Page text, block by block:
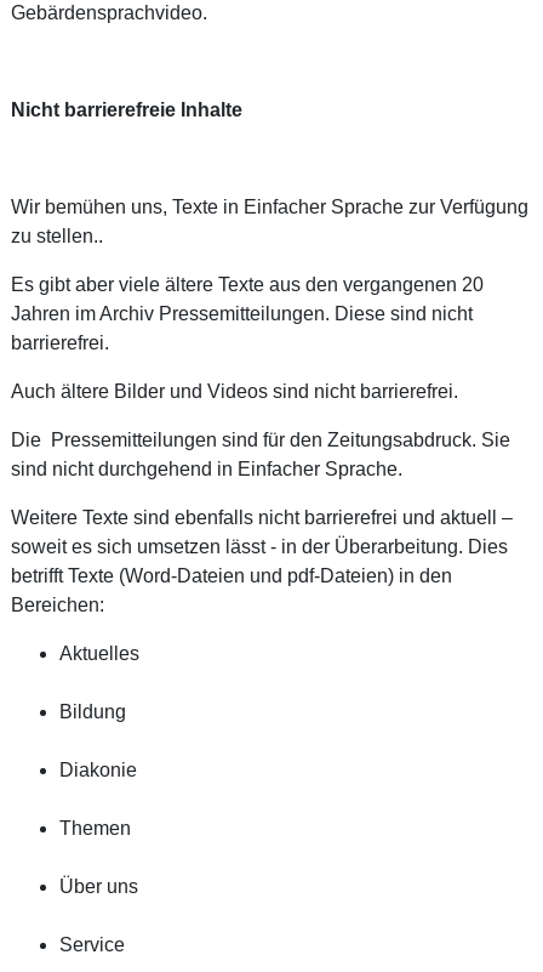
Gebärdensprachvideo.
Nicht barrierefreie Inhalte
Wir bemühen uns, Texte in Einfacher Sprache zur Verfügung
zu stellen..
Es gibt aber viele ältere Texte aus den vergangenen 20
Jahren im Archiv Pressemitteilungen. Diese sind nicht
barrierefrei.
Auch ältere Bilder und Videos sind nicht barrierefrei.
Die Pressemitteilungen sind für den Zeitungsabdruck. Sie
sind nicht durchgehend in Einfacher Sprache.
Weitere Texte sind ebenfalls nicht barrierefrei und aktuell –
soweit es sich umsetzen lässt - in der Überarbeitung. Dies
betrifft Texte (Word-Dateien und pdf-Dateien) in den
Bereichen:
Aktuelles
Bildung
Diakonie
Themen
Über uns
Service